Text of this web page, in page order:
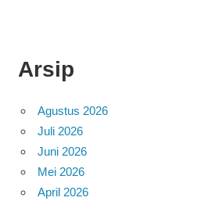
Arsip
Agustus 2026
Juli 2026
Juni 2026
Mei 2026
April 2026